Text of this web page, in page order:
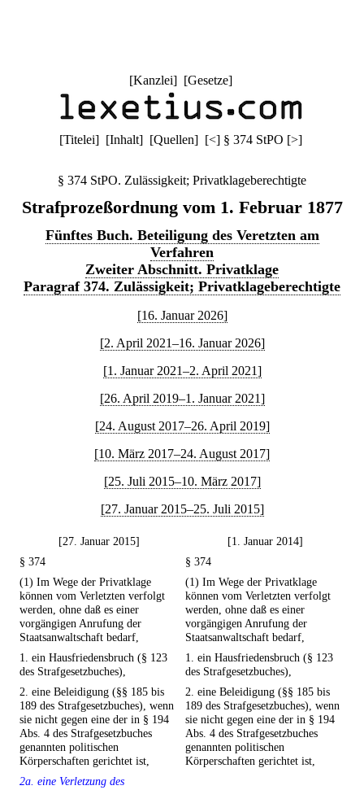
[Kanzlei] [Gesetze]
[Titelei] [Inhalt] [Quellen] [<] § 374 StPO [>]
§ 374 StPO. Zulässigkeit; Privatklageberechtigte
Strafprozeßordnung vom 1. Februar 1877
Fünftes Buch. Beteiligung des Veretzten am
Verfahren
Zweiter Abschnitt. Privatklage
Paragraf 374. Zulässigkeit; Privatklageberechtigte
[16. Januar 2026]
[2. April 2021–16. Januar 2026]
[1. Januar 2021–2. April 2021]
[26. April 2019–1. Januar 2021]
[24. August 2017–26. April 2019]
[10. März 2017–24. August 2017]
[25. Juli 2015–10. März 2017]
[27. Januar 2015–25. Juli 2015]
[27. Januar 2015]
[1. Januar 2014]
§ 374
§ 374
(1) Im Wege der Privatklage
können vom Verletzten verfolgt
werden, ohne daß es einer
vorgängigen Anrufung der
Staatsanwaltschaft bedarf,
(1) Im Wege der Privatklage
können vom Verletzten verfolgt
werden, ohne daß es einer
vorgängigen Anrufung der
Staatsanwaltschaft bedarf,
1. ein Hausfriedensbruch (§ 123
des Strafgesetzbuches),
1. ein Hausfriedensbruch (§ 123
des Strafgesetzbuches),
2. eine Beleidigung (§§ 185 bis
189 des Strafgesetzbuches), wenn
sie nicht gegen eine der in § 194
Abs. 4 des Strafgesetzbuches
genannten politischen
Körperschaften gerichtet ist,
2. eine Beleidigung (§§ 185 bis
189 des Strafgesetzbuches), wenn
sie nicht gegen eine der in § 194
Abs. 4 des Strafgesetzbuches
genannten politischen
Körperschaften gerichtet ist,
2a. eine Verletzung des